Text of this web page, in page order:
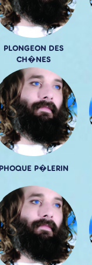
PLONGEON DES
CH�NES
P�LERIN